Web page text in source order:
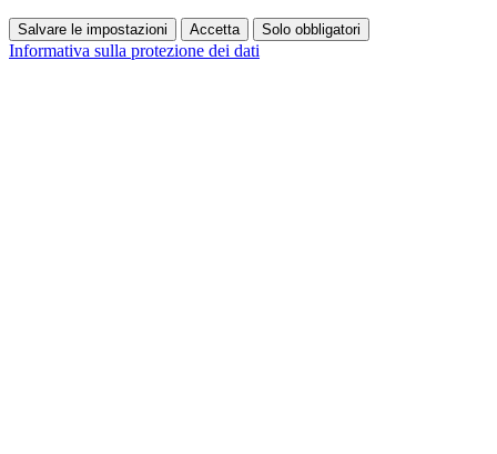
Salvare le impostazioni Accetta Solo obbligatori
Informativa sulla protezione dei dati